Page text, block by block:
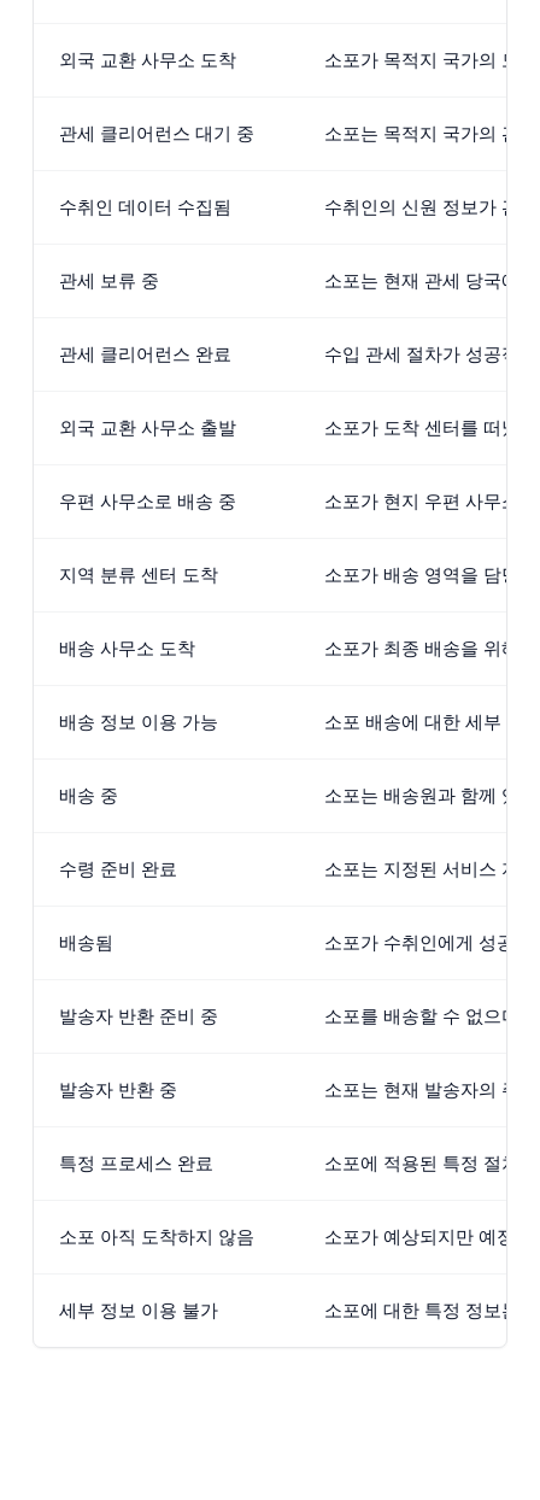
외국 교환 사무소 도착 소포가 목적지 국가의 도
관세 클리어런스 대기 중 소포는 목적지 국가의 관
수취인 데이터 수집됨 수취인의 신원 정보가 관
관세 보류 중 소포는 현재 관세 당국에
관세 클리어런스 완료 수입 관세 절차가 성공적
외국 교환 사무소 출발 소포가 도착 센터를 떠났
우편 사무소로 배송 중 소포가 현지 우편 사무소
지역 분류 센터 도착 소포가 배송 영역을 담당
배송 사무소 도착 소포가 최종 배송을 위해
배송 정보 이용 가능 소포 배송에 대한 세부 정
배송 중 소포는 배송원과 함께 있
수령 준비 완료 소포는 지정된 서비스 지
배송됨 소포가 수취인에게 성공
발송자 반환 준비 중 소포를 배송할 수 없으며
발송자 반환 중 소포는 현재 발송자의 주
특정 프로세스 완료 소포에 적용된 특정 절차(
소포 아직 도착하지 않음 소포가 예상되지만 예정
세부 정보 이용 불가 소포에 대한 특정 정보는